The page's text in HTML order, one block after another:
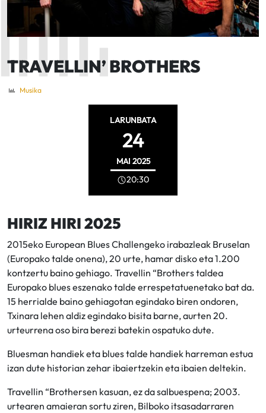
TRAVELLIN’ BROTHERS
Musika
LARUNBATA
24
MAI 2025
20:30
HIRIZ HIRI 2025
2015eko European Blues Challengeko irabazleak Bruselan
(Europako talde onena), 20 urte, hamar disko eta 1.200
kontzertu baino gehiago. Travellin “Brothers taldea
Europako blues eszenako talde errespetatuenetako bat da.
15 herrialde baino gehiagotan egindako biren ondoren,
Txinara lehen aldiz egindako bisita barne, aurten 20.
urteurrena oso bira berezi batekin ospatuko dute.
Bluesman handiek eta blues talde handiek harreman estua
izan dute historian zehar ibaiertzekin eta ibaien deltekin.
Travellin “Brothersen kasuan, ez da salbuespena; 2003.
urtearen amaieran sortu ziren, Bilboko itsasadarraren